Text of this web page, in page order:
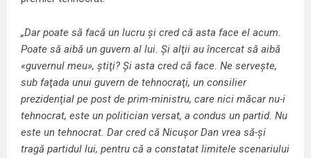
„Dar poate să facă un lucru şi cred că asta face el acum.
Poate să aibă un guvern al lui. Şi alţii au încercat să aibă
«guvernul meu», ştiţi? Şi asta cred că face. Ne serveşte,
sub faţada unui guvern de tehnocraţi, un consilier
prezidenţial pe post de prim-ministru, care nici măcar nu-i
tehnocrat, este un politician versat, a condus un partid. Nu
este un tehnocrat. Dar cred că Nicuşor Dan vrea să-şi
tragă partidul lui, pentru că a constatat limitele scenariului